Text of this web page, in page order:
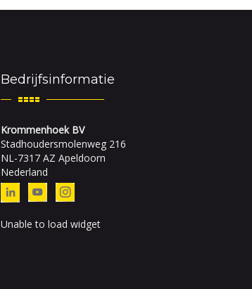
Bedrijfsinformatie
Krommenhoek BV
Stadhoudersmolenweg 216
NL-7317 AZ Apeldoorn
Nederland
Unable to load widget